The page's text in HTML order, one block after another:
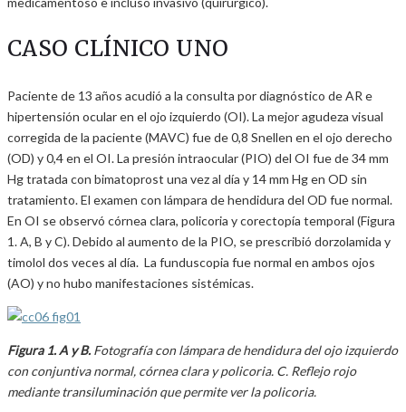
CASO CLÍNICO UNO
Paciente de 13 años acudió a la consulta por diagnóstico de AR e
hipertensión ocular en el ojo izquierdo (OI). La mejor agudeza visual
corregida de la paciente (MAVC) fue de 0,8 Snellen en el ojo derecho
(OD) y 0,4 en el OI. La presión intraocular (PIO) del OI fue de 34 mm
Hg tratada con bimatoprost una vez al día y 14 mm Hg en OD sin
tratamiento. El examen con lámpara de hendidura del OD fue normal.
En OI se observó córnea clara, policoria y corectopía temporal (Figura
1. A, B y C). Debido al aumento de la PIO, se prescribió dorzolamida y
timolol dos veces al día. La funduscopia fue normal en ambos ojos
(AO) y no hubo manifestaciones sistémicas.
Figura 1. A y B. Fotografía con lámpara de hendidura del ojo izquierdo
con conjuntiva normal, córnea clara y policoria. C. Reflejo rojo
mediante transiluminación que permite ver la policoria.